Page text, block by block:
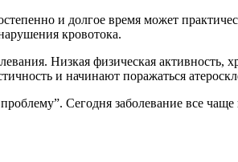
и долгое время может
кровотока.
Низкая физическая
и начинают поражаться
Сегодня заболевание все